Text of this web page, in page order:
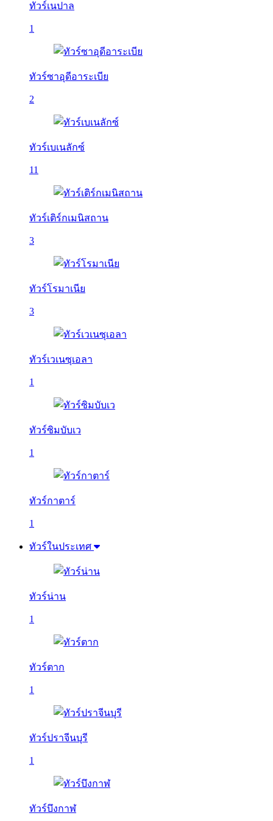
ทัวร์เนปาล
1
ทัวร์ซาอุดีอาระเบีย
2
ทัวร์เบเนลักซ์
11
ทัวร์เติร์กเมนิสถาน
3
ทัวร์โรมาเนีย
3
ทัวร์เวเนซุเอลา
1
ทัวร์ซิมบับเว
1
ทัวร์กาตาร์
1
ทัวร์ในประเทศ
ทัวร์น่าน
1
ทัวร์ตาก
1
ทัวร์ปราจีนบุรี
1
ทัวร์บึงกาฬ